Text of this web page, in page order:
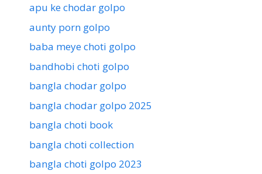
apu ke chodar golpo
aunty porn golpo
baba meye choti golpo
bandhobi choti golpo
bangla chodar golpo
bangla chodar golpo 2025
bangla choti book
bangla choti collection
bangla choti golpo 2023